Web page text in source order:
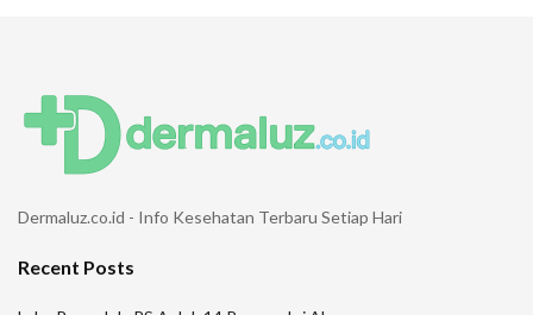
Dermaluz.co.id - Info Kesehatan Terbaru Setiap Hari
Recent Posts